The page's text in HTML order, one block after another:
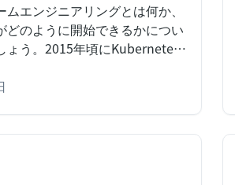
エンジニアリングとは何か、
どのように開始できるかについ
う。 2015年頃にKubernetes
Kubernetesが広く使用される